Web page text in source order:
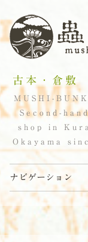
古本・倉敷
MUSHI-
Second-
shop in
Okayama
ナビゲーション
コンテンツへスキッ